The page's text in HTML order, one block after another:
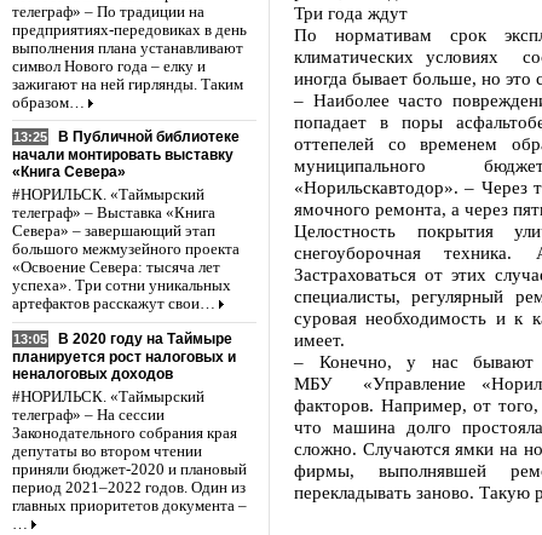
телеграф» – По традиции на
предприятиях-передовиках в день
выполнения плана устанавливают
символ Нового года – елку и
зажигают на ней гирлянды. Таким
образом…
13:25
В Публичной библиотеке
начали монтировать выставку
«Книга Севера»
#НОРИЛЬСК. «Таймырский
телеграф» – Выставка «Книга
Севера» – завершающий этап
большого межмузейного проекта
«Освоение Севера: тысяча лет
успеха». Три сотни уникальных
артефактов расскажут свои…
13:05
В 2020 году на Таймыре
планируется рост налоговых и
неналоговых доходов
#НОРИЛЬСК. «Таймырский
телеграф» – На сессии
Законодательного собрания края
депутаты во втором чтении
приняли бюджет-2020 и плановый
период 2021–2022 годов. Один из
главных приоритетов документа –
…
Три года ждут
По нормативам срок
климатических условиях
иногда бывает больше, но это
– Наиболее часто
попадает в поры
оттепелей со временем
муниципального
«Норильскавтодор». – Через
ямочного ремонта, а через
Целостность покрытия
снегоуборочная техника.
Застраховаться от этих
специалисты, регулярный
суровая необходимость и к
имеет.
– Конечно, у нас бывают
МБУ «Управление
факторов. Например, от того,
что машина долго
сложно. Случаются ямки на
фирмы, выполнявшей
перекладывать заново.